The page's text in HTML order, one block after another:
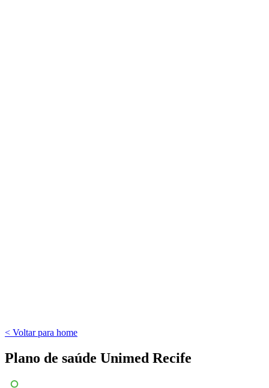
< Voltar para home
Plano de saúde Unimed Recife